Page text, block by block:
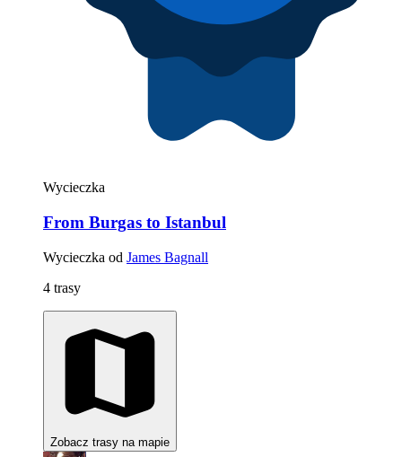
Wycieczka
From Burgas to Istanbul
Wycieczka od James Bagnall
4 trasy
Zobacz trasy na mapie